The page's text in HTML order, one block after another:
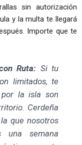
sin autorización
y la multa te llegará
Importe que te
Ruta: Si tu
limitados, te
la isla son
Cerdeña
que nosotros
una semana